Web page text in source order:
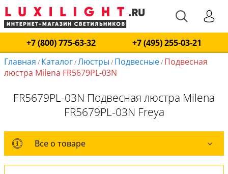
+7 (800) 775-63-32
+7 (495) 255-03-21
Главная / Каталог/Люстры / Подвесные/ Подвесная
люстра Milena FR5679PL-03N
FR5679PL-03N Подвесная люстра Milena
FR5679PL-03N Freya
Все о товаре
Все о товаре